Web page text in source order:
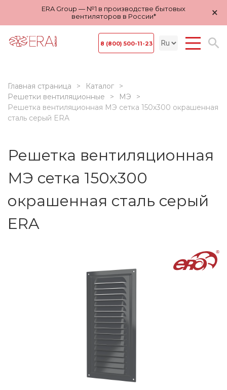
ERA Group — №1 в производстве бытовых
вентиляторов в России*
×
8 (800) 500-11-23
Главная страница
Каталог
Решетки вентиляционные
МЭ
Решетка вентиляционная МЭ сетка 150х300 окрашенная
сталь серый ERA
Решетка вентиляционная
МЭ сетка 150х300
окрашенная сталь серый
ERA